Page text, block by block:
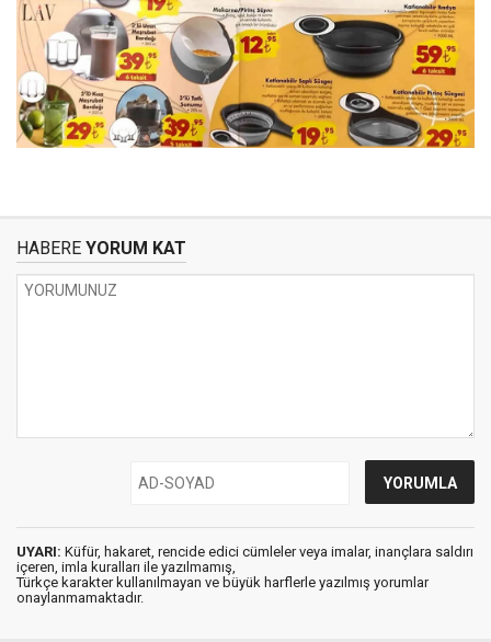
HABERE YORUM KAT
UYARI: Küfür, hakaret, rencide edici cümleler veya imalar, inançlara saldırı
içeren, imla kuralları ile yazılmamış,
Türkçe karakter kullanılmayan ve büyük harflerle yazılmış yorumlar
onaylanmamaktadır.